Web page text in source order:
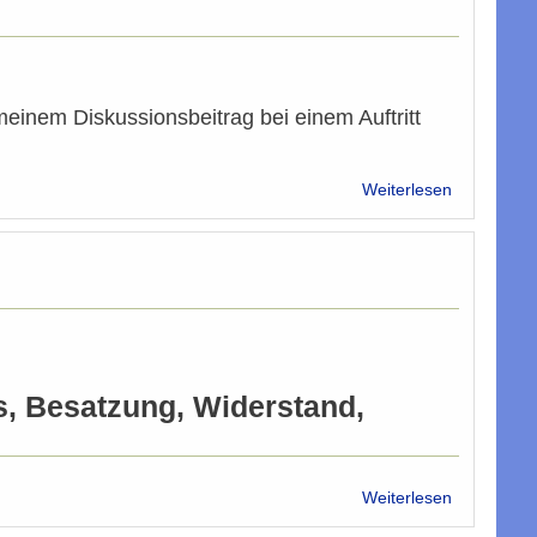
zum
Diskussionsbeitrag bei einem Auftritt
Weiterlesen
in
Besatzung, Widerstand,
Weiterlesen